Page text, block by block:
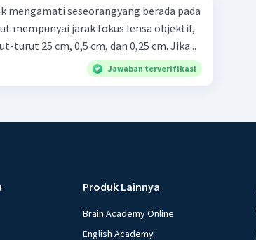
mengamati seseorangyang berada pada
mempunyai jarak fokus lensa objektif,
turut 25 cm, 0,5 cm, dan 0,25 cm. Jika...
Jawaban terverifikasi
Produk Lainnya
Brain Academy Online
English Academy